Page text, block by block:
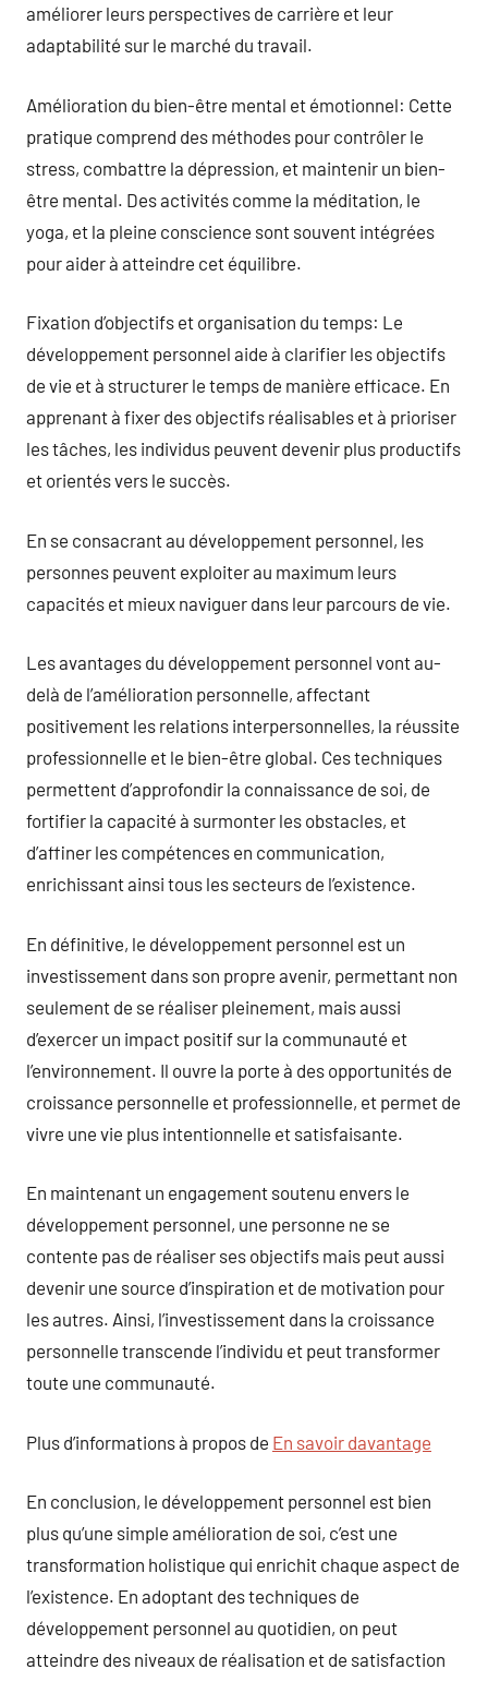
améliorer leurs perspectives de carrière et leur
adaptabilité sur le marché du travail.
Amélioration du bien-être mental et émotionnel: Cette
pratique comprend des méthodes pour contrôler le
stress, combattre la dépression, et maintenir un bien-
être mental. Des activités comme la méditation, le
yoga, et la pleine conscience sont souvent intégrées
pour aider à atteindre cet équilibre.
Fixation d’objectifs et organisation du temps: Le
développement personnel aide à clarifier les objectifs
de vie et à structurer le temps de manière efficace. En
apprenant à fixer des objectifs réalisables et à prioriser
les tâches, les individus peuvent devenir plus productifs
et orientés vers le succès.
En se consacrant au développement personnel, les
personnes peuvent exploiter au maximum leurs
capacités et mieux naviguer dans leur parcours de vie.
Les avantages du développement personnel vont au-
delà de l’amélioration personnelle, affectant
positivement les relations interpersonnelles, la réussite
professionnelle et le bien-être global. Ces techniques
permettent d’approfondir la connaissance de soi, de
fortifier la capacité à surmonter les obstacles, et
d’affiner les compétences en communication,
enrichissant ainsi tous les secteurs de l’existence.
En définitive, le développement personnel est un
investissement dans son propre avenir, permettant non
seulement de se réaliser pleinement, mais aussi
d’exercer un impact positif sur la communauté et
l’environnement. Il ouvre la porte à des opportunités de
croissance personnelle et professionnelle, et permet de
vivre une vie plus intentionnelle et satisfaisante.
En maintenant un engagement soutenu envers le
développement personnel, une personne ne se
contente pas de réaliser ses objectifs mais peut aussi
devenir une source d’inspiration et de motivation pour
les autres. Ainsi, l’investissement dans la croissance
personnelle transcende l’individu et peut transformer
toute une communauté.
Plus d’informations à propos de En savoir davantage
En conclusion, le développement personnel est bien
plus qu’une simple amélioration de soi, c’est une
transformation holistique qui enrichit chaque aspect de
l’existence. En adoptant des techniques de
développement personnel au quotidien, on peut
atteindre des niveaux de réalisation et de satisfaction